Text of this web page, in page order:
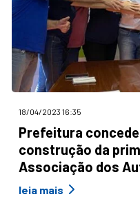
18/04/2023 16:35
Prefeitura
construção da
Associação dos
leia mais